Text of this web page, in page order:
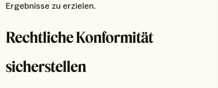
Ergebnisse zu erzielen.
Rechtliche Konformität
sicherstellen